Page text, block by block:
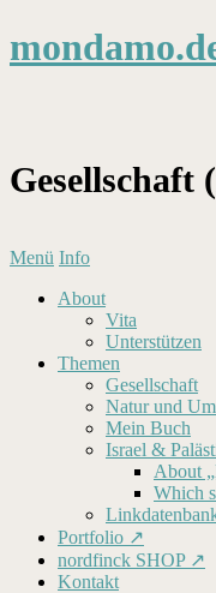
Gesellschaft
Menü Info
About
Vita
Unterstützen
Themen
Gesellschaft
Natur und
Mein Buch
Israel &
About
Which
Portfolio ↗
nordfinck SHOP ↗
Kontakt